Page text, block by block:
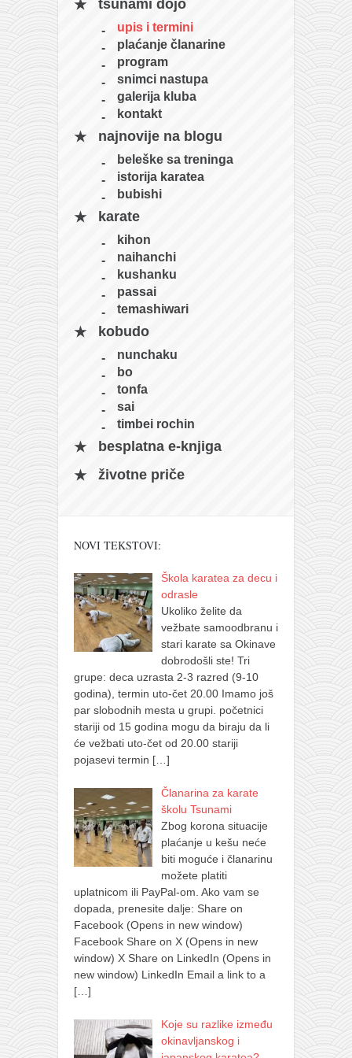
kontakt
besplatna e-knjiga
termini treninga
moja priča
fotke
tsunami dojo
upis i termini
plaćanje članarine
program
snimci nastupa
galerija kluba
kontakt
najnovije na blogu
beleške sa treninga
istorija karatea
bubishi
karate
kihon
naihanchi
kushanku
passai
temashiwari
kobudo
nunchaku
bo
tonfa
sai
timbei rochin
besplatna e-knjiga
životne priče
NOVI TEKSTOVI:
Škola karatea za decu i
odrasle
Ukoliko želite da
vežbate samoodbranu i
stari karate sa Okinave
dobrodošli ste! Tri
grupe: deca uzrasta 2-3 razred (9-10
godina), termin uto-čet 20.00 Imamo još
par slobodnih mesta u grupi. početnici
stariji od 15 godina mogu da biraju da li
će vežbati uto-čet od 20.00 stariji
pojasevi termin […]
Članarina za karate
školu Tsunami
Zbog korona situacije
plaćanje u kešu neće
biti moguće i članarinu
možete platiti
uplatnicom ili PayPal-om. Ako vam se
dopada, prenesite dalje: Share on
Facebook (Opens in new window)
Facebook Share on X (Opens in new
window) X Share on LinkedIn (Opens in
new window) LinkedIn Email a link to a
[…]
Koje su razlike između
okinavljanskog i